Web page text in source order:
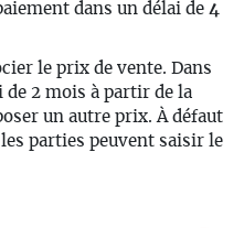
dans un délai de 4
le prix de vente. Dans
de 2 mois à partir de la
un autre prix. À défaut
parties peuvent saisir le